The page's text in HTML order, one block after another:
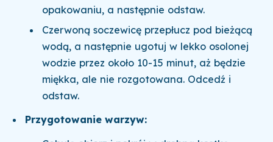
opakowaniu, a następnie odstaw.
Czerwoną soczewicę przepłucz pod bieżącą
wodą, a następnie ugotuj w lekko osolonej
wodzie przez około 10-15 minut, aż będzie
miękka, ale nie rozgotowana. Odcedź i
odstaw.
Przygotowanie warzyw: